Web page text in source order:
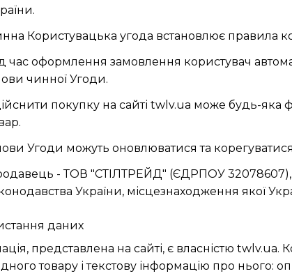
Користувацька угода встановлює правила
час оформлення замовлення користувач
чинної Угоди.
покупку на сайті twlv.ua може будь-яка
Угоди можуть оновлюватися та
- ТОВ "СТІЛТРЕЙД" (ЄДРПОУ 32078607),
України, місцезнаходження якої
даних
представлена на сайті, є власністю
товару і текстову інформацію про нього: